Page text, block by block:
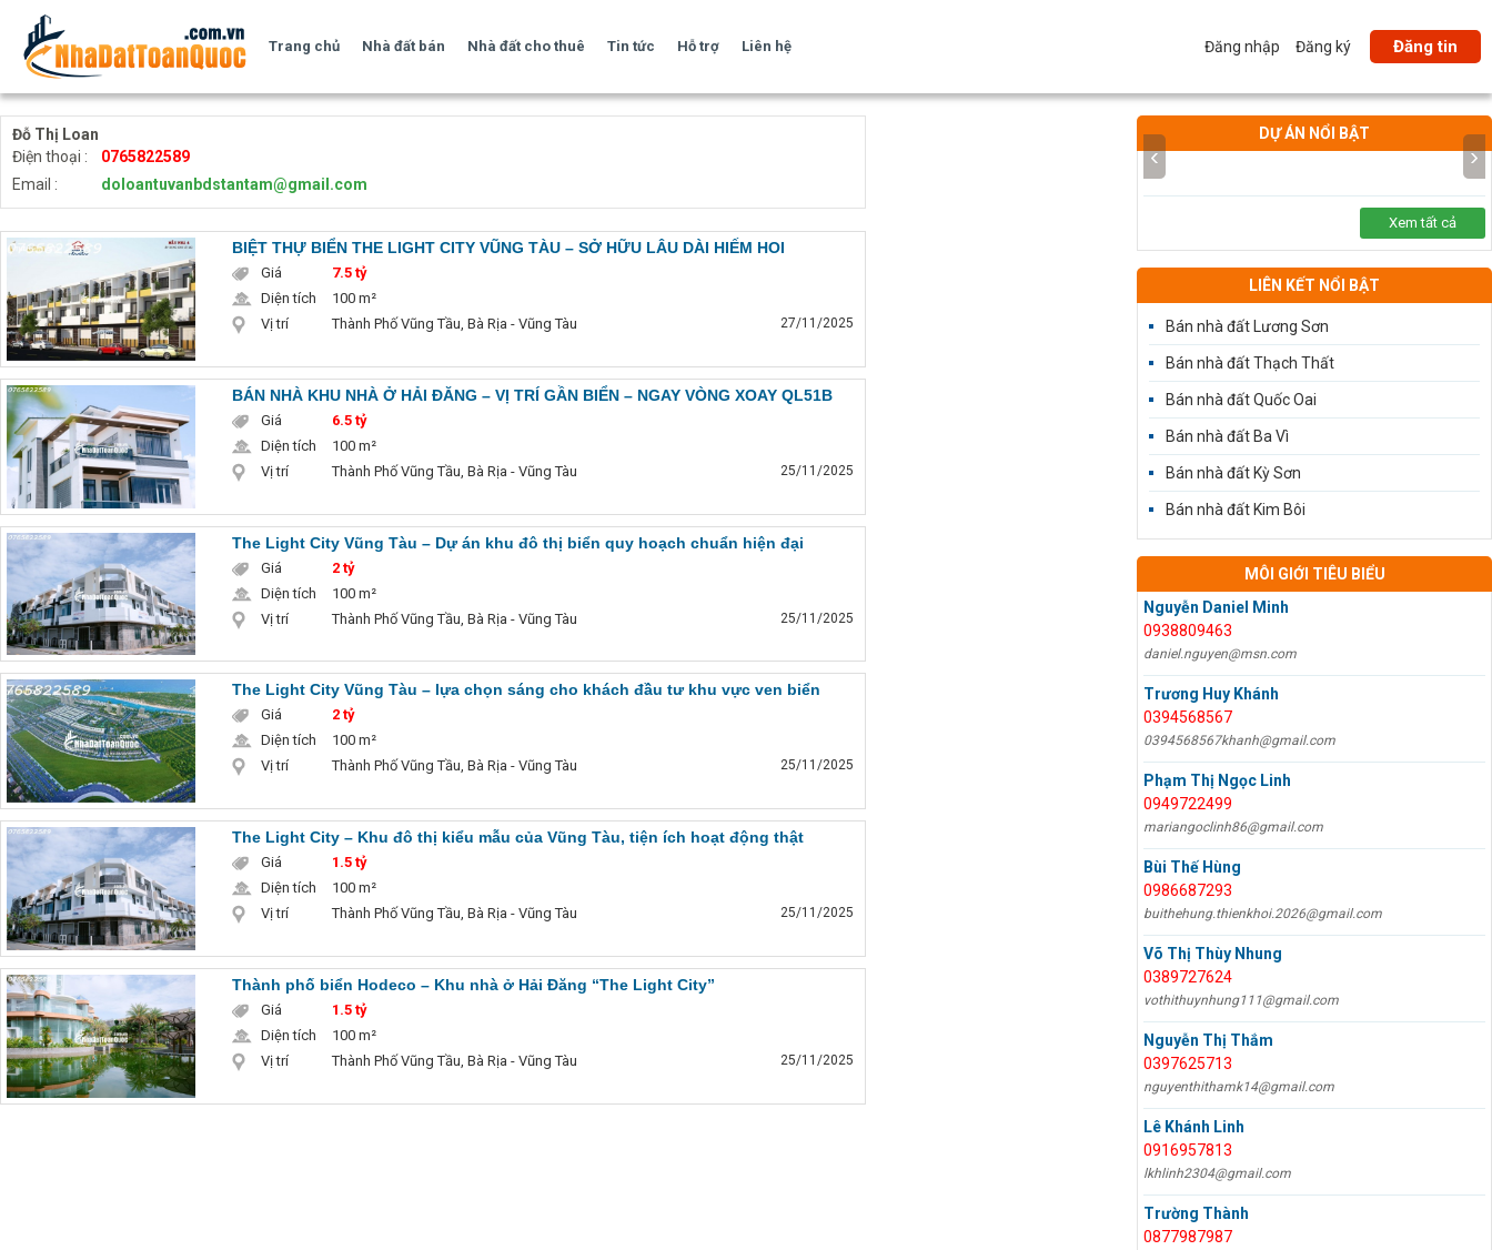
Trang chủ Nhà đất bán Nhà đất cho thuê Tin tức Hỗ trợ Liên hệ Đăng nhập Đăng ký Đăng tin
Đỗ Thị Loan
Điện thoại :
0765822589
Email :
doloantuvanbdstantam@gmail.com
BIỆT THỰ BIỂN THE LIGHT CITY VŨNG TÀU – SỞ HỮU LÂU DÀI HIẾM HOI
Giá
7.5 tỷ
Diện tích
100 m²
Vị trí
Thành Phố Vũng Tầu, Bà Rịa - Vũng Tàu 27/11/2025
BÁN NHÀ KHU NHÀ Ở HẢI ĐĂNG – VỊ TRÍ GẦN BIỂN – NGAY VÒNG XOAY QL51B
Giá
6.5 tỷ
Diện tích
100 m²
Vị trí
Thành Phố Vũng Tầu, Bà Rịa - Vũng Tàu 25/11/2025
The Light City Vũng Tàu – Dự án khu đô thị biển quy hoạch chuẩn hiện đại
Giá
2 tỷ
Diện tích
100 m²
Vị trí
Thành Phố Vũng Tầu, Bà Rịa - Vũng Tàu 25/11/2025
The Light City Vũng Tàu – lựa chọn sáng cho khách đầu tư khu vực ven biển
Giá
2 tỷ
Diện tích
100 m²
Vị trí
Thành Phố Vũng Tầu, Bà Rịa - Vũng Tàu 25/11/2025
The Light City – Khu đô thị kiểu mẫu của Vũng Tàu, tiện ích hoạt động thật
Giá
1.5 tỷ
Diện tích
100 m²
Vị trí
Thành Phố Vũng Tầu, Bà Rịa - Vũng Tàu 25/11/2025
Thành phố biển Hodeco – Khu nhà ở Hải Đăng “The Light City”
Giá
1.5 tỷ
Diện tích
100 m²
Vị trí
Thành Phố Vũng Tầu, Bà Rịa - Vũng Tàu 25/11/2025
DỰ ÁN NỔI BẬT
‹ ›
Xem tất cả
LIÊN KẾT NỔI BẬT
Bán nhà đất Lương Sơn
Bán nhà đất Thạch Thất
Bán nhà đất Quốc Oai
Bán nhà đất Ba Vì
Bán nhà đất Kỳ Sơn
Bán nhà đất Kim Bôi
MÔI GIỚI TIÊU BIỂU
Nguyễn Daniel Minh
0938809463
daniel.nguyen@msn.com
Trương Huy Khánh
0394568567
0394568567khanh@gmail.com
Phạm Thị Ngọc Linh
0949722499
mariangoclinh86@gmail.com
Bùi Thế Hùng
0986687293
buithehung.thienkhoi.2026@gmail.com
Võ Thị Thùy Nhung
0389727624
vothithuynhung111@gmail.com
Nguyễn Thị Thắm
0397625713
nguyenthithamk14@gmail.com
Lê Khánh Linh
0916957813
lkhlinh2304@gmail.com
Trường Thành
0877987987